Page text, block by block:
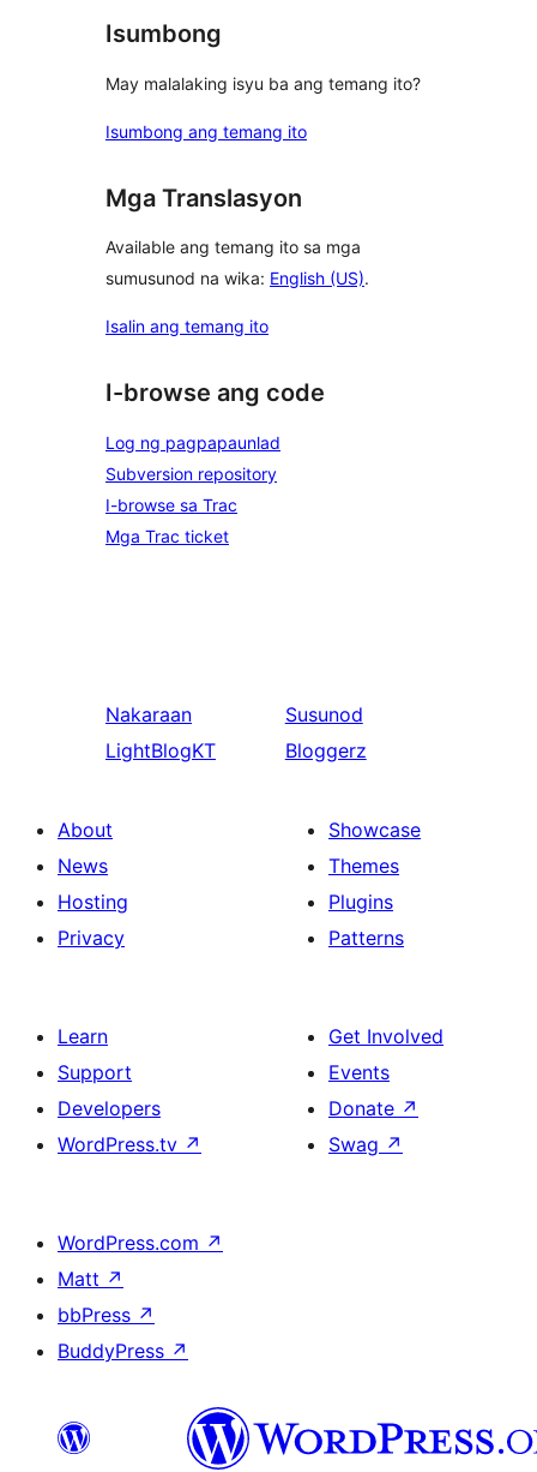
Isumbong
May malalaking isyu ba ang temang ito?
Isumbong ang temang ito
Mga Translasyon
Available ang temang ito sa mga
sumusunod na wika: English (US).
Isalin ang temang ito
I-browse ang code
Log ng pagpapaunlad
Subversion repository
I-browse sa Trac
Mga Trac ticket
Nakaraan
LightBlogKT
Susunod
Bloggerz
About
News
Hosting
Privacy
Showcase
Themes
Plugins
Patterns
Learn
Support
Developers
WordPress.tv ↗
Get Involved
Events
Donate ↗
Swag ↗
WordPress.com ↗
Matt ↗
bbPress ↗
BuddyPress ↗